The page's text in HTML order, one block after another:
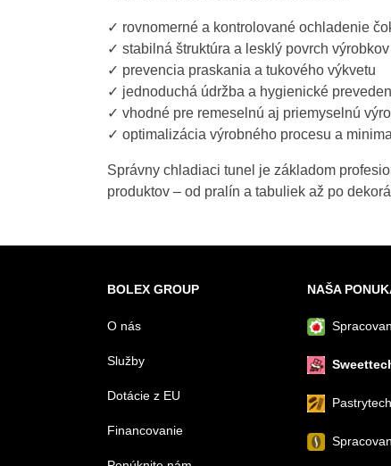
✓ rovnomerné a kontrolované ochladenie
✓ stabilná štruktúra a lesklý povrch výrobkov
✓ prevencia praskania a tukového výkvetu
✓ jednoduchá údržba a hygienické
✓ vhodné pre remeselnú aj priemyselnú
✓ optimalizácia výrobného procesu a
Správny chladiaci tunel je základom
produktov – od pralín a tabuliek až po
BOLEX GROUP
O nás
Služby
Dotácie z EU
Financovanie
NAŠA
Pastrytech